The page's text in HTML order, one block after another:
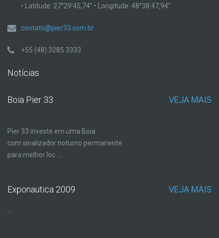
• Latitude: 27°29'45,74'' • Longitude: 48°38'47,94''
contato@pier33.com.br
+55 (48) 3285 3333
Notícias
Boia Pier 33 VEJA MAIS
Pier 33 investe em uma Boia
com sinalizador noturno permanente
para melhor loc ...
Exponautica 2009 VEJA MAIS